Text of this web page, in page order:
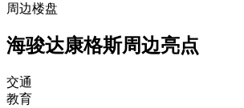
周边楼盘
海骏达康格斯周边亮点
交通
教育